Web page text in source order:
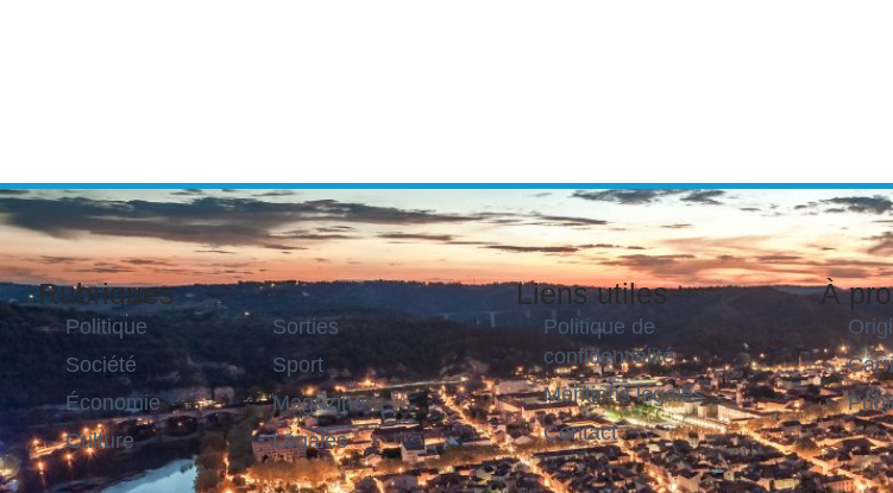
Rubriques
Politique
Société
Économie
Culture
Sorties
Sport
Magazine
Légales
Liens utiles
Politique de
confidentialité
Mentions légales
Contact
À